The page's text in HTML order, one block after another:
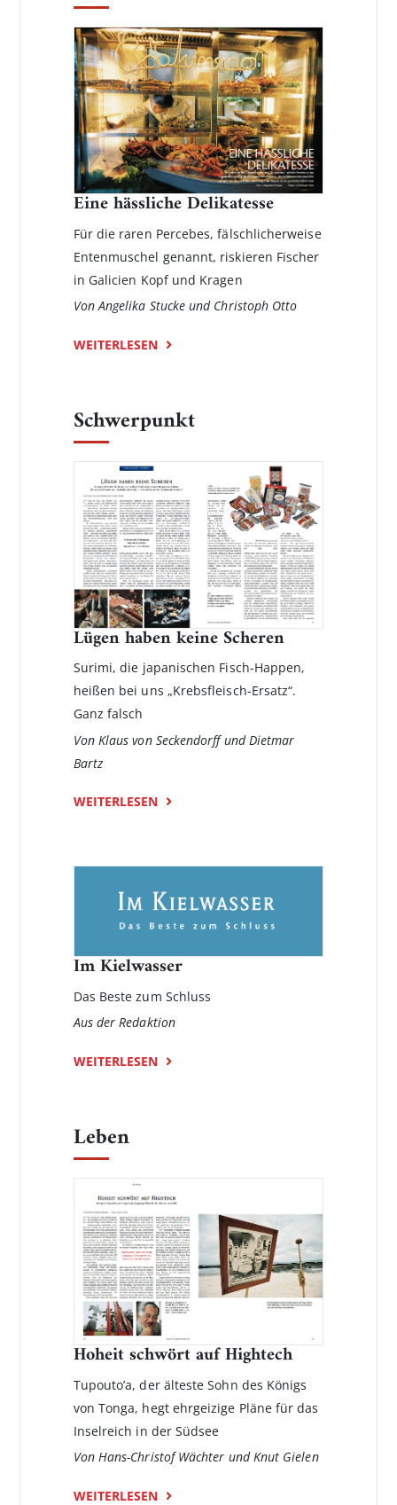
Eine hässliche Delikatesse
Für die raren Percebes, fälschlicherweise
Entenmuschel genannt, riskieren Fischer
in Galicien Kopf und Kragen
Von Angelika Stucke und Christoph Otto
WEITERLESEN
Schwerpunkt
Lügen haben keine Scheren
Surimi, die japanischen Fisch-Happen,
heißen bei uns „Krebsfleisch-Ersatz“.
Ganz falsch
Von Klaus von Seckendorff und Dietmar
Bartz
WEITERLESEN
Im Kielwasser
Das Beste zum Schluss
Aus der Redaktion
WEITERLESEN
Leben
Hoheit schwört auf Hightech
Tupouto’a, der älteste Sohn des Königs
von Tonga, hegt ehrgeizige Pläne für das
Inselreich in der Südsee
Von Hans-Christof Wächter und Knut Gielen
WEITERLESEN